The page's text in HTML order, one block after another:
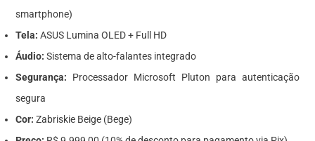
smartphone)
Tela: ASUS Lumina OLED + Full HD
Áudio: Sistema de alto-falantes integrado
Segurança: Processador Microsoft Pluton para autenticação
segura
Cor: Zabriskie Beige (Bege)